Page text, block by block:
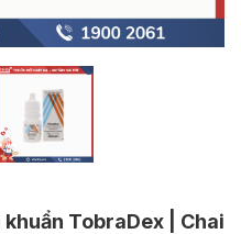
TobraDex | Chai